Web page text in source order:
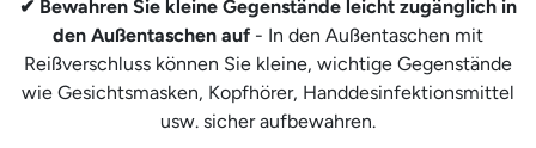
✔ Bewahren Sie kleine Gegenstände leicht zugänglich in
den Außentaschen auf - In den Außentaschen mit
Reißverschluss können Sie kleine, wichtige Gegenstände
wie Gesichtsmasken, Kopfhörer, Handdesinfektionsmittel
usw. sicher aufbewahren.